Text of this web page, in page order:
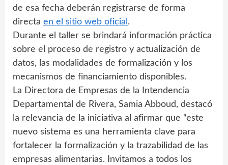
de esa fecha deberán registrarse de forma
directa en el sitio web oficial .
Durante el taller se brindará información práctica
sobre el proceso de registro y actualización de
datos, las modalidades de formalización y los
mecanismos de financiamiento disponibles.
La Directora de Empresas de la Intendencia
Departamental de Rivera, Samia Abboud, destacó
la relevancia de la iniciativa al afirmar que “este
nuevo sistema es una herramienta clave para
fortalecer la formalización y la trazabilidad de las
empresas alimentarias. Invitamos a todos los